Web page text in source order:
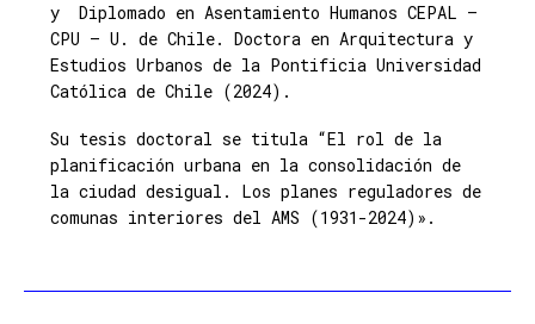
y Diplomado en Asentamiento Humanos CEPAL –
CPU – U. de Chile. Doctora en Arquitectura y
Estudios Urbanos de la Pontificia Universidad
Católica de Chile (2024).
Su tesis doctoral se titula “El rol de la
planificación urbana en la consolidación de
la ciudad desigual. Los planes reguladores de
comunas interiores del AMS (1931-2024)».